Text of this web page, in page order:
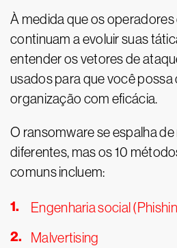
À medida que os
continuam a evoluir suas
entender os vetores de
usados para que você possa
organização com eficácia.
O ransomware se espalha
diferentes, mas os 10
comuns incluem:
Engenharia social
Malvertising